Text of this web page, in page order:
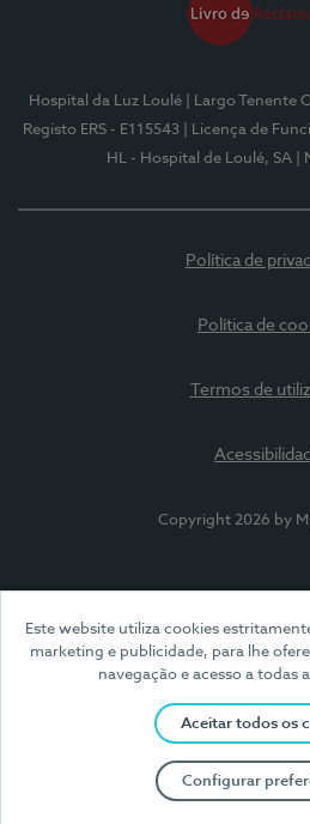
Este website utiliza cookies
marketing e publicidade, para lhe
navegação e acesso a todas
Aceitar todos os
Configurar
Hospital da Luz Loulé | Largo Tenente
Registo ERS - E115543
| Licença de
HL - Hospital de Loulé, SA
|
Política de
Política de
Termos de
Copyright 2026 by